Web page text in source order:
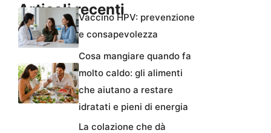
Articoli recentiVaccino HPV: prevenzione
e consapevolezza
Cosa mangiare quando fa
molto caldo: gli alimenti
che aiutano a restare
idratati e pieni di energia
La colazione che dà